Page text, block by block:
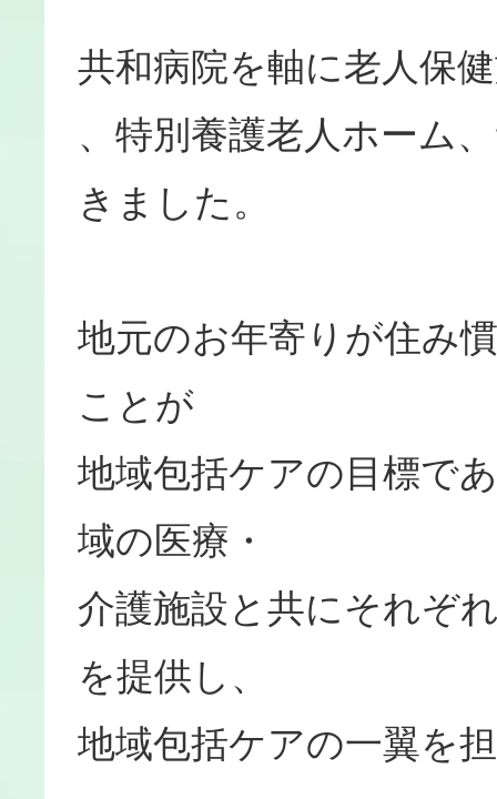
共和病院を軸に老人保
、特別養護老人ホーム
きました。
地元のお年寄りが住み
ことが
地域包括ケアの目標で
域の医療・
介護施設と共にそれぞ
を提供し、
地域包括ケアの一翼を